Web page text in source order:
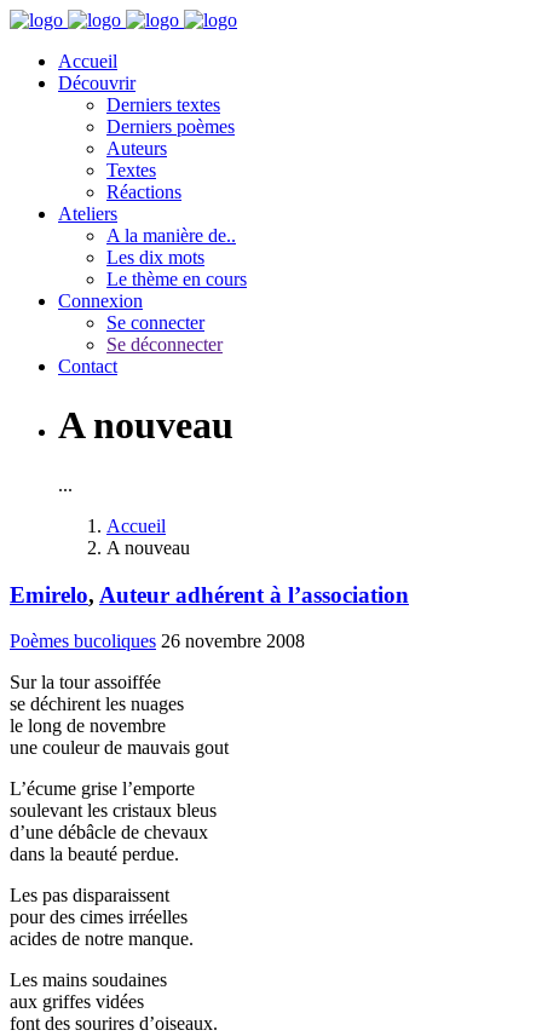
Accueil
Découvrir
Derniers textes
Derniers poèmes
Auteurs
Textes
Réactions
Ateliers
A la manière de..
Les dix mots
Le thème en cours
Connexion
Se connecter
Se déconnecter
Contact
A nouveau
...
Accueil
A nouveau
Emirelo, Auteur adhérent à l’association
Poèmes bucoliques 26 novembre 2008
Sur la tour assoiffée
se déchirent les nuages
le long de novembre
une couleur de mauvais gout
L’écume grise l’emporte
soulevant les cristaux bleus
d’une débâcle de chevaux
dans la beauté perdue.
Les pas disparaissent
pour des cimes irréelles
acides de notre manque.
Les mains soudaines
aux griffes vidées
font des sourires d’oiseaux.